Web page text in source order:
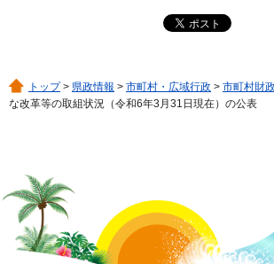
トップ> 県政情報 > 市町村・広域行政 > 市町村財
な改革等の取組状況（令和6年3月31日現在）の公表